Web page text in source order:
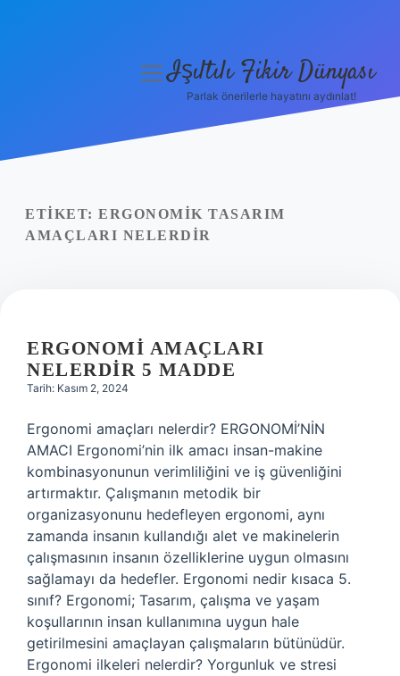
Yasal Uyarı
menüyüIşıltılı Fikir Dünyası
Parlak önerilerle hayatını aydınlat!
ETIKET: ERGONOMIK TASARIM
AMAÇLARI NELERDIR
ERGONOMI AMAÇLARI
NELERDIR 5 MADDE
Tarih: Kasım 2, 2024
Ergonomi amaçları nelerdir? ERGONOMİ’NİN
AMACI Ergonomi’nin ilk amacı insan-makine
kombinasyonunun verimliliğini ve iş güvenliğini
artırmaktır. Çalışmanın metodik bir
organizasyonunu hedefleyen ergonomi, aynı
zamanda insanın kullandığı alet ve makinelerin
çalışmasının insanın özelliklerine uygun olmasını
sağlamayı da hedefler. Ergonomi nedir kısaca 5.
sınıf? Ergonomi; Tasarım, çalışma ve yaşam
koşullarının insan kullanımına uygun hale
getirilmesini amaçlayan çalışmaların bütünüdür.
Ergonomi ilkeleri nelerdir? Yorgunluk ve stresi